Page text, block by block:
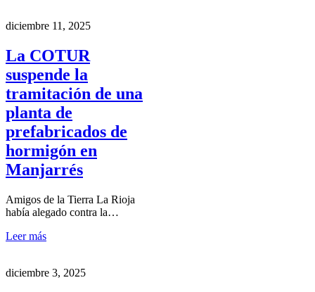
diciembre 11, 2025
La COTUR
suspende la
tramitación de una
planta de
prefabricados de
hormigón en
Manjarrés
Amigos de la Tierra La Rioja
había alegado contra la…
Leer más
diciembre 3, 2025